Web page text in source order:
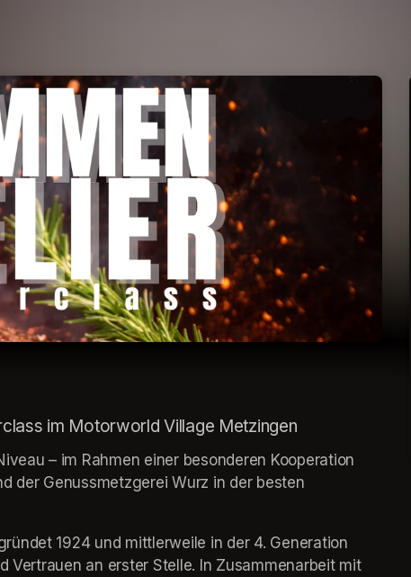
im Motorworld Village Metzingen
– im Rahmen einer besonderen Kooperation
der Genussmetzgerei Wurz in der besten
1924 und mittlerweile in der 4. Generation
an erster Stelle. In Zusammenarbeit mit